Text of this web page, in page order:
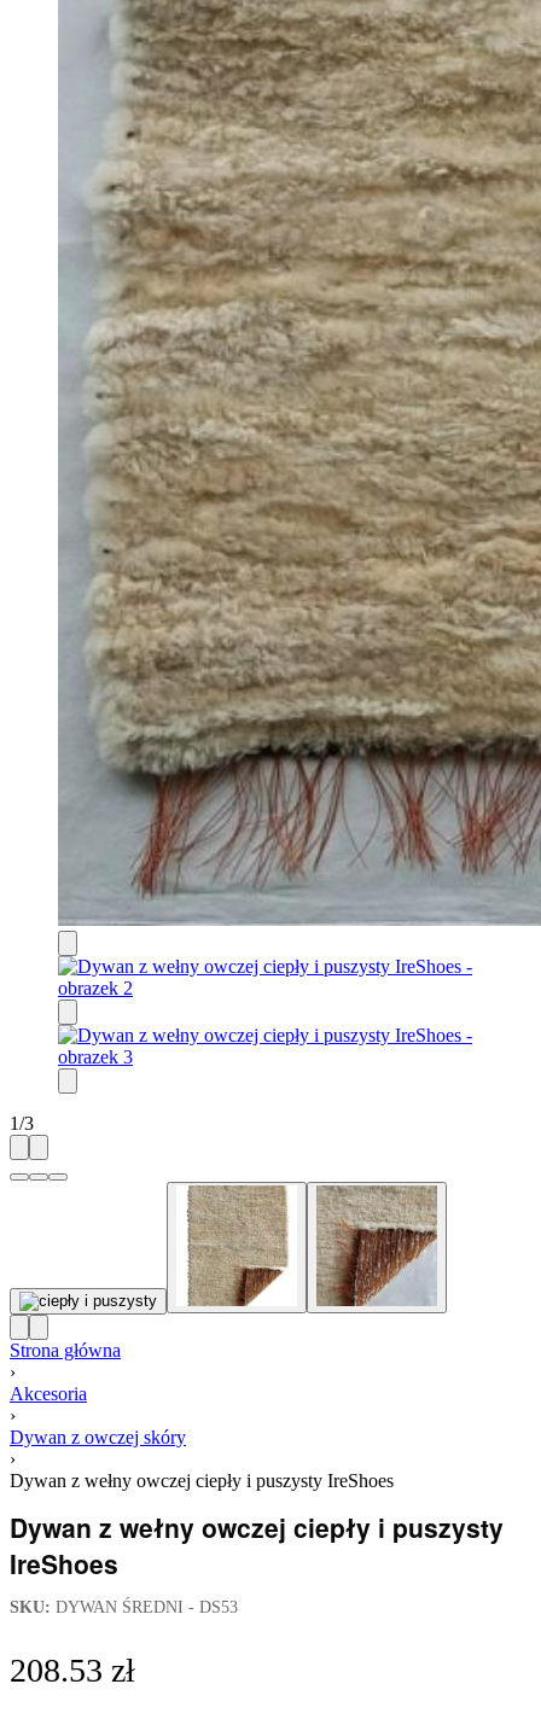
1/3
Strona główna
›
Akcesoria
›
Dywan z owczej skóry
›
Dywan z wełny owczej ciepły i puszysty IreShoes
Dywan z wełny owczej ciepły i puszysty
IreShoes
SKU: DYWAN ŚREDNI - DS53
208.53 zł